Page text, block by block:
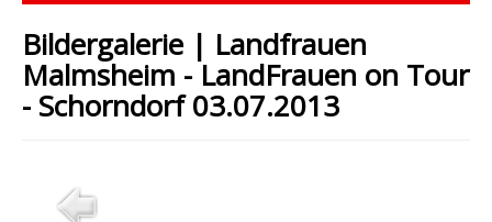
Startseite
Artikel
Bildergalerie | Landfrauen
Malmsheim - LandFrauen on Tour
- Schorndorf 03.07.2013